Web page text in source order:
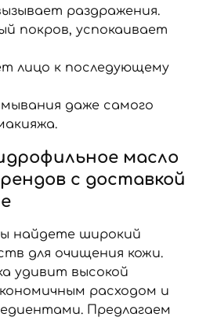
раздражения.
покров, успокаивает
лицо к последующему
даже самого
масло
с доставкой
найдете широкий
для очищения кожи.
удивит высокой
расходом и
Предлагаем